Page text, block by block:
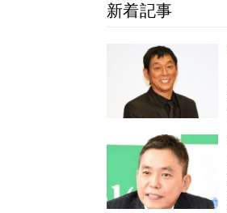
新着記事